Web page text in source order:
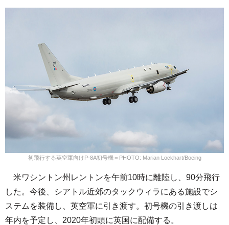
初飛行する英空軍向けP-8A初号機＝PHOTO: Marian Lockhart/Boeing
米ワシントン州レントンを午前10時に離陸し、90分飛行
した。今後、シアトル近郊のタックウィラにある施設でシ
ステムを装備し、英空軍に引き渡す。初号機の引き渡しは
年内を予定し、2020年初頭に英国に配備する。